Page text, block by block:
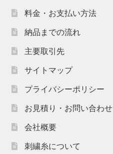
料金・お支払い方法
納品までの流れ
主要取引先
サイトマップ
プライバシーポリシー
お見積り・お問い合わせ
会社概要
刺繍糸について